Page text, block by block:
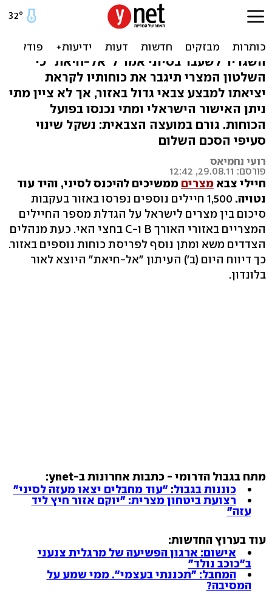
"1,500 חיילים מצרים נכנסו
לסיני באישור ישראל"
השגריר לשעבר בסיוני אמר ל"אל-חיאת" כי
השלטון המצרי תיגבר את כוחותיו לקראת
יציאתו למבצע צבאי גדול באזור, אך לא ציין מתי
ניתן האישור הישראלי ומתי נכנסו בפועל
הכוחות. גורם במועצה הצבאית: נשקל שינוי
סעיפי הסכם השלום
רועי נחמיאס
פורסם: 29.08.11, 12:42
חיילי צבא מצרים ממשיכים להיכנס לסיני, והיד עוד
נטויה.
1,500 חיילים נוספים נפרסו באזור בעקבות
סיכום בין מצרים לישראל על הגדלת מספר החיילים
המצריים באזורי האורך B ו-C בחצי האי. כעת מנהלים
הצדדים משא ומתן נוסף לפריסת כוחות נוספים באזור.
כך דיווח היום (ב') העיתון "אל-חיאת" היוצא לאור
בלונדון.
מתח בגבול הדרומי - כתבות אחרונות ב-ynet:
כוננות בגבול: "עוד מחבלים יצאו מעזה לסיני"
רצועת ביטחון מצרית: "יוקם אזור חיץ ליד
עזה"
עוד בערוץ החדשות:
אישום: ארגון הפשיעה של מרגלית צנעני
ב"כוכב נולד"
המחבל: "תכננתי בעצמי". ממי שמע על
המסיבה?